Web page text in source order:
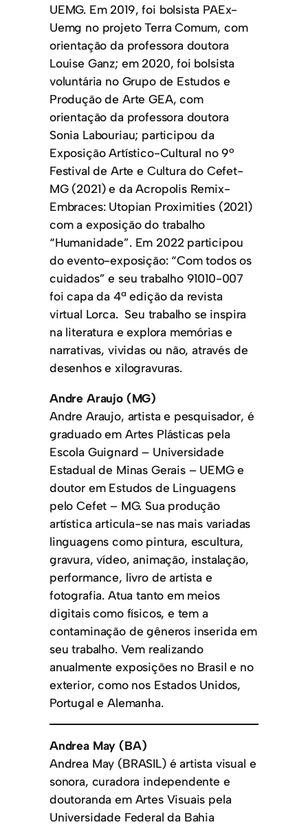
UEMG. Em 2019, foi bolsista PAEx-
Uemg no projeto Terra Comum, com
orientação da professora doutora
Louise Ganz; em 2020, foi bolsista
voluntária no Grupo de Estudos e
Produção de Arte GEA, com
orientação da professora doutora
Sonia Labouriau; participou da
Exposição Artístico-Cultural no 9º
Festival de Arte e Cultura do Cefet-
MG (2021) e da Acropolis Remix-
Embraces: Utopian Proximities (2021)
com a exposição do trabalho
“Humanidade”. Em 2022 participou
do evento-exposição: “Com todos os
cuidados” e seu trabalho 91010-007
foi capa da 4ª edição da revista
virtual Lorca. Seu trabalho se inspira
na literatura e explora memórias e
narrativas, vividas ou não, através de
desenhos e xilogravuras.
Andre Araujo (MG)
Andre Araujo, artista e pesquisador, é
graduado em Artes Plásticas pela
Escola Guignard – Universidade
Estadual de Minas Gerais – UEMG e
doutor em Estudos de Linguagens
pelo Cefet – MG. Sua produção
artística articula-se nas mais variadas
linguagens como pintura, escultura,
gravura, vídeo, animação, instalação,
performance, livro de artista e
fotografia. Atua tanto em meios
digitais como físicos, e tem a
contaminação de gêneros inserida em
seu trabalho. Vem realizando
anualmente exposições no Brasil e no
exterior, como nos Estados Unidos,
Portugal e Alemanha.
Andrea May (BA)
Andrea May (BRASIL) é artista visual e
sonora, curadora independente e
doutoranda em Artes Visuais pela
Universidade Federal da Bahia